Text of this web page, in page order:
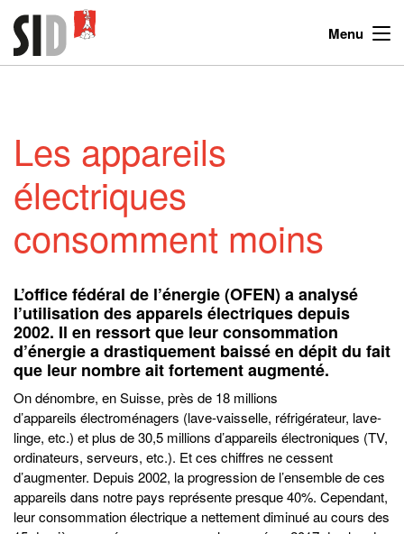
Menu
Les appareils
électriques
consomment moins
L’office fédéral de l’énergie (OFEN) a analysé
l’utilisation des apparels électriques depuis
2002. Il en ressort que leur consommation
d’énergie a drastiquement baissé en dépit du fait
que leur nombre ait fortement augmenté.
On dénombre, en Suisse, près de 18 millions
d’appareils électroménagers (lave-vaisselle, réfrigérateur, lave-
linge, etc.) et plus de 30,5 millions d’appareils électroniques (TV,
ordinateurs, serveurs, etc.). Et ces chiffres ne cessent
d’augmenter. Depuis 2002, la progression de l’ensemble de ces
appareils dans notre pays représente presque 40%. Cependant,
leur consommation électrique a nettement diminué au cours des